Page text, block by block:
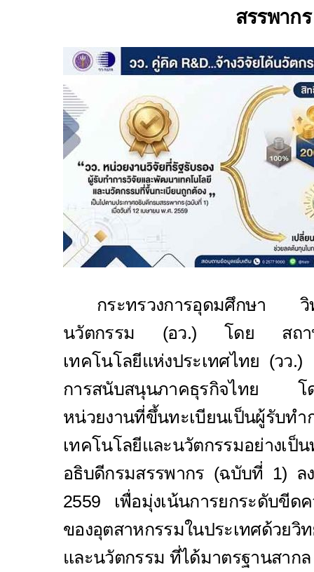
สรรพากร
กระทรวงการอุดมศึกษา
นวัตกรรม (อว.) โดย สถาบัน
เทคโนโลยีแห่งประเทศไทย (วว
การสนับสนุนภาคธุรกิจไทย โด
หน่วยงานที่ขึ้นทะเบียนเป็นผู้รับท
เทคโนโลยีและนวัตกรรมอย่างเ
อธิบดีกรมสรรพากร (ฉบับที่ 1)
2559 เพื่อมุ่งเน้นการยกระดับขีด
ของอุตสาหกรรมในประเทศด้วย
และนวัตกรรม ที่ได้มาตรฐานสากล